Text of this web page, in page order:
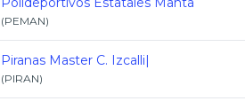
(PEMAN)
Piranas Master C. Izcalli|
(PIRAN)